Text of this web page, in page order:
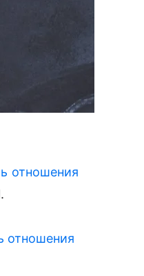
отношения
отношения